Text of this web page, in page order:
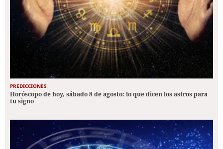
PREDICCIONES
Horóscopo de hoy, sábado 8 de agosto: lo que dicen los astros para
tu signo